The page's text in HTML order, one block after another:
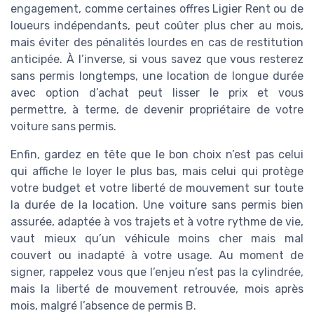
engagement, comme certaines offres Ligier Rent ou de
loueurs indépendants, peut coûter plus cher au mois,
mais éviter des pénalités lourdes en cas de restitution
anticipée. À l’inverse, si vous savez que vous resterez
sans permis longtemps, une location de longue durée
avec option d’achat peut lisser le prix et vous
permettre, à terme, de devenir propriétaire de votre
voiture sans permis.
Enfin, gardez en tête que le bon choix n’est pas celui
qui affiche le loyer le plus bas, mais celui qui protège
votre budget et votre liberté de mouvement sur toute
la durée de la location. Une voiture sans permis bien
assurée, adaptée à vos trajets et à votre rythme de vie,
vaut mieux qu’un véhicule moins cher mais mal
couvert ou inadapté à votre usage. Au moment de
signer, rappelez vous que l’enjeu n’est pas la cylindrée,
mais la liberté de mouvement retrouvée, mois après
mois, malgré l’absence de permis B.